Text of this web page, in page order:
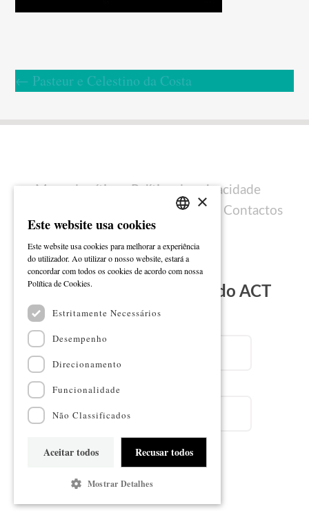
← Pasteur e Celestino da Costa
Mapa do sítio
Política de privacidade
Ficha técnica Contactos
Subscreva a Newsletter do ACT
Subscrever
Mapa do sítio
ENGLISH
×
Este website usa cookies
Este website usa cookies para melhorar a experiência
do utilizador. Ao utilizar o nosso website, estará a
concordar com todos os cookies de acordo com nossa
Política de Cookies.
Estritamente Necessários
Desempenho
Direcionamento
Funcionalidade
Não Classificados
Aceitar todos Recusar todos
Mostrar Detalhes